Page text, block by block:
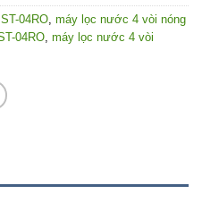
04RO, máy lọc nước 4 vòi nóng
04RO, máy lọc nước 4 vòi